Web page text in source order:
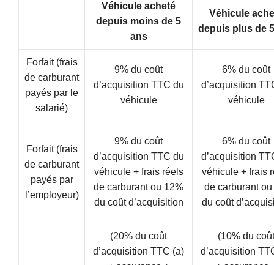
Véhicule acheté
depuis moins de 5
ans
Véhicule
depuis plus de
Forfait (frais
de carburant
payés par le
salarié)
9% du coût
d’acquisition TTC du
véhicule
6% du coût
d’acquisition
véhicule
Forfait (frais
de carburant
payés par
l’employeur)
9% du coût
d’acquisition TTC du
véhicule + frais réels
de carburant ou 12%
du coût d’acquisition
6% du coût
d’acquisition
véhicule + frais
de carburant ou
du coût
(20% du coût
d’acquisition TTC (a)
(10% du coût
d’acquisition